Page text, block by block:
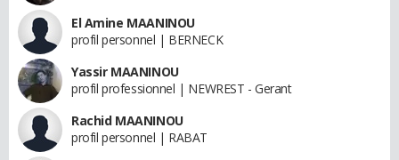
El Amine MAANINOU
profil personnel | BERNECK
Yassir MAANINOU
profil professionnel | NEWREST - Gerant
Rachid MAANINOU
profil personnel | RABAT